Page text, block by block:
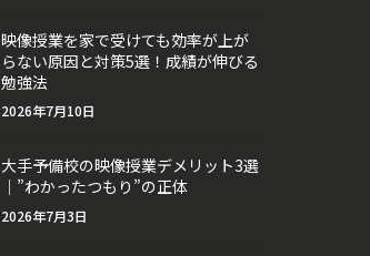
映像授業を家で受けても効率が上が
らない原因と対策5選！成績が伸びる
勉強法
2026年7月10日
大手予備校の映像授業デメリット3選
｜”わかったつもり”の正体
2026年7月3日